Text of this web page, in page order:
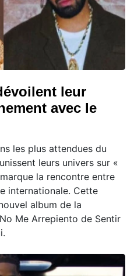
leur
avec le
les plus attendues du
leurs univers sur «
la rencontre entre
internationale. Cette
album de la
Me Arrepiento de Sentir